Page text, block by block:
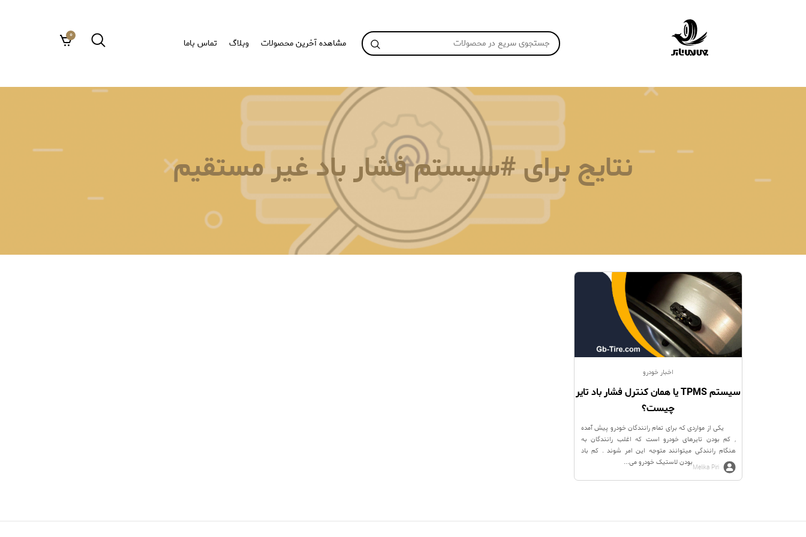
مشاهده آخرین محصولات وبلاگ تماس باما
0
نتایج برای #سیستم فشار باد غیر مستقیم
اخبار خودرو
سیستم TPMS یا همان کنترل فشار باد تایر
چیست؟
یکی از مواردی که برای تمام رانندگان خودرو پیش آمده
, کم بودن تایرهای خودرو است که اغلب رانندگان به
هنگام رانندگی میتوانند متوجه این امر شوند . کم باد
بودن لاستیک خودرو می...Melika Piri